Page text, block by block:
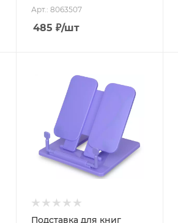
Арт.: 8063507
485 ₽/шт
Подставка для книг